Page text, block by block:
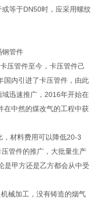
等于DN50时，应采用螺纹
钢管件
压管件至今，卡压管件己
国内引进了卡压管件，由此
迅速推广，2016年开始在
在中然的煤改气的工程中获
材料费用可以降低20-3
管件的推广，大批量生产
是甲方还是乙方都会从中受
械加工，没有铸造的烟气